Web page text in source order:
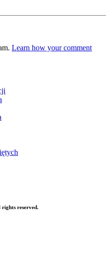
Learn how your comment
reserved.